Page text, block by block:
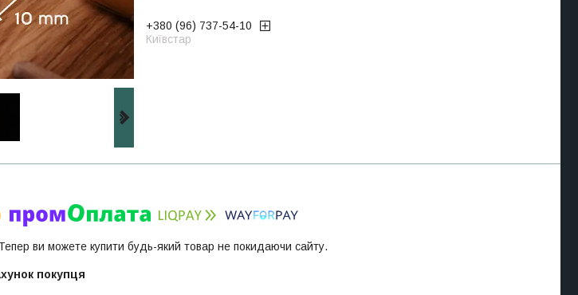
+380 (96) 737-54-10
Київстар
Тепер ви можете купити будь-який товар не покидаючи сайту.
покупця